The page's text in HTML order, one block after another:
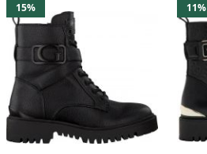
15% 11%